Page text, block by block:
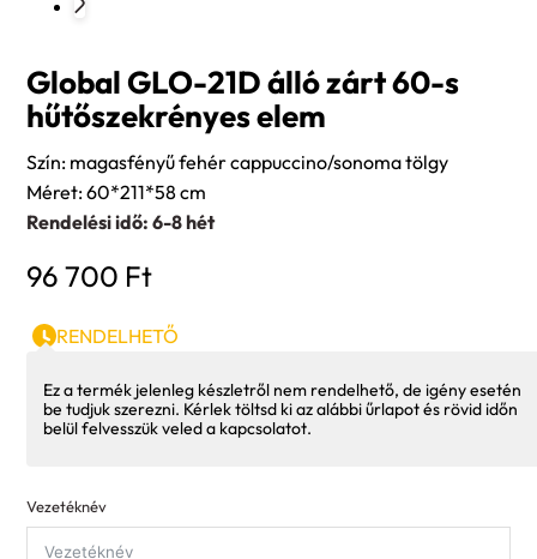
Global GLO-21D álló zárt 60-s
hűtőszekrényes elem
Szín: magasfényű fehér cappuccino/sonoma tölgy
Méret: 60*211*58 cm
Rendelési idő: 6-8 hét
96 700 Ft
RENDELHETŐ
Ez a termék jelenleg készletről nem rendelhető, de igény esetén
be tudjuk szerezni. Kérlek töltsd ki az alábbi űrlapot és rövid időn
belül felvesszük veled a kapcsolatot.
Vezetéknév